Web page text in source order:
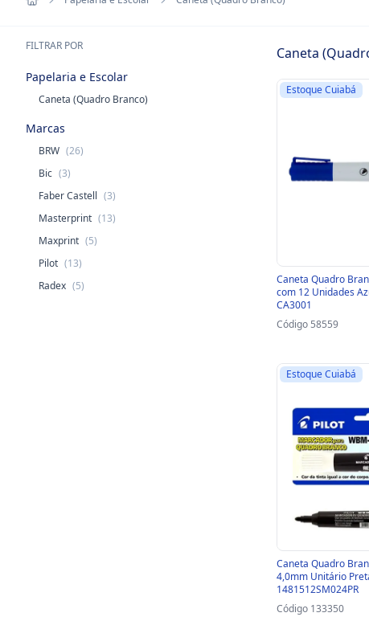
FILTRAR POR Caneta
Papelaria e Escolar
Caneta (Quadro Branco)
Marcas
BRW (26)
Bic (3)
Faber Castell (3)
Masterprint (13)
Maxprint (5)
Pilot (13)
Radex (5)
Estoque Cuiabá
Caneta Quadro
com 12 Unidades
CA3001
Código 58559
Estoque Cuiabá
Caneta Quadro
4,0mm Unitário
1481512SM024PR
Código 133350